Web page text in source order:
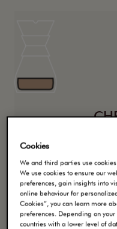
Cookies
We and third parties use
We use cookies to ensure our
preferences, gain insights into
online behaviour for
Cookies”, you can learn more
preferences. Depending on
countries with a lower level of